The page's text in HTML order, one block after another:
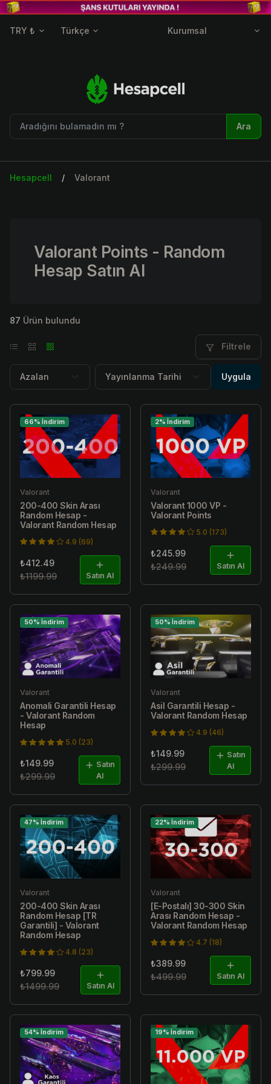
TRY ₺ Türkçe Kurumsal
Ara
Hesapcell Valorant
Valorant Points - Random
Hesap Satın Al
87 Ürün bulundu
Filtrele
Uygula
66% İndirim
Valorant
200-400 Skin Arası
Random Hesap -
Valorant Random Hesap
4.9 (69)
₺412.49
₺1199.99
Satın Al
2% İndirim
Valorant
Valorant 1000 VP -
Valorant Points
5.0 (173)
₺245.99
₺249.99
Satın Al
50% İndirim
Valorant
Anomali Garantili Hesap
- Valorant Random
Hesap
5.0 (23)
₺149.99
₺299.99
Satın
Al
50% İndirim
Valorant
Asil Garantili Hesap -
Valorant Random Hesap
4.9 (46)
₺149.99
₺299.99
Satın
Al
47% İndirim
Valorant
200-400 Skin Arası
Random Hesap [TR
Garantili] - Valorant
Random Hesap
4.8 (23)
₺799.99
₺1499.99
Satın Al
22% İndirim
Valorant
[E-Postalı] 30-300 Skin
Arası Random Hesap -
Valorant Random Hesap
4.7 (18)
₺389.99
₺499.99
Satın Al
54% İndirim 19% İndirim